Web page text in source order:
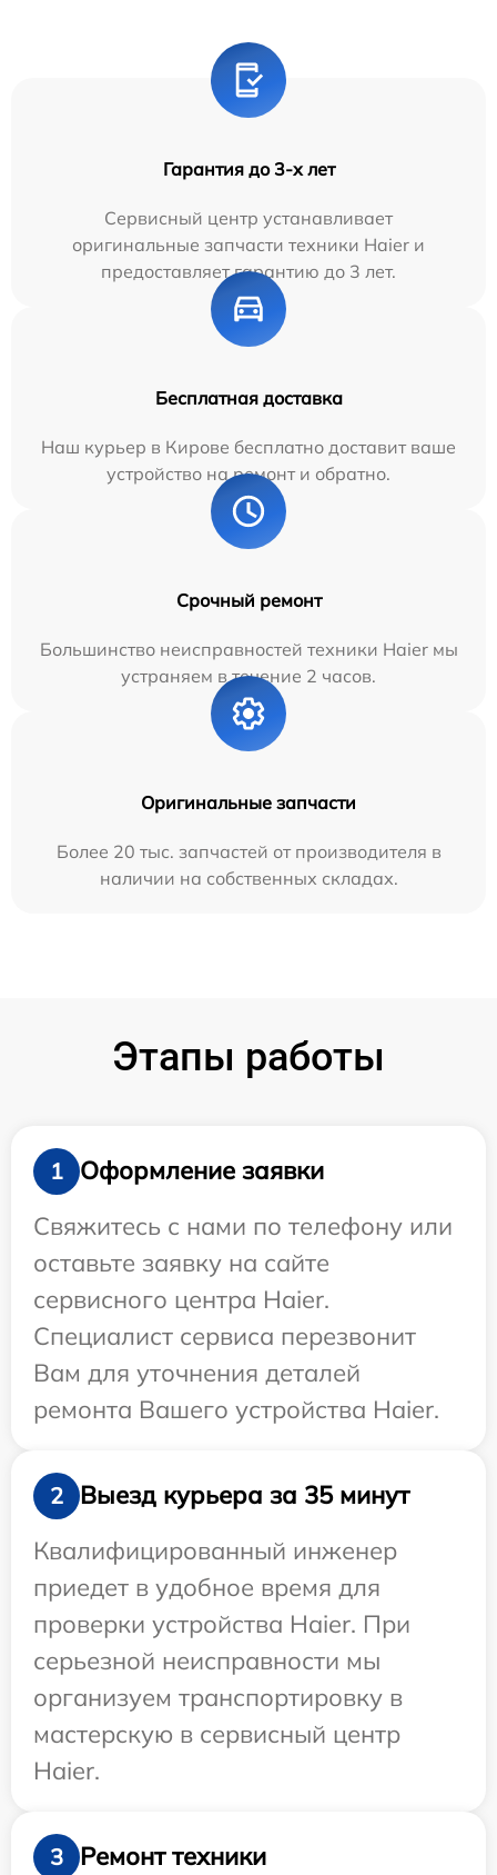
Гарантия до 3-х лет
Сервисный центр устанавливает
оригинальные запчасти техники Haier и
предоставляет гарантию до 3 лет.
Бесплатная доставка
Наш курьер в Кирове бесплатно доставит ваше
устройство на ремонт и обратно.
Срочный ремонт
Большинство неисправностей техники Haier мы
устраняем в течение 2 часов.
Оригинальные запчасти
Более 20 тыс. запчастей от производителя в
наличии на собственных складах.
Этапы работы
1
Оформление заявки
Свяжитесь с нами по телефону или
оставьте заявку на сайте
сервисного центра Haier.
Специалист сервиса перезвонит
Вам для уточнения деталей
ремонта Вашего устройства Haier.
2
Выезд курьера за 35 минут
Квалифицированный инженер
приедет в удобное время для
проверки устройства Haier. При
серьезной неисправности мы
организуем транспортировку в
мастерскую в сервисный центр
Haier.
3 Ремонт техники